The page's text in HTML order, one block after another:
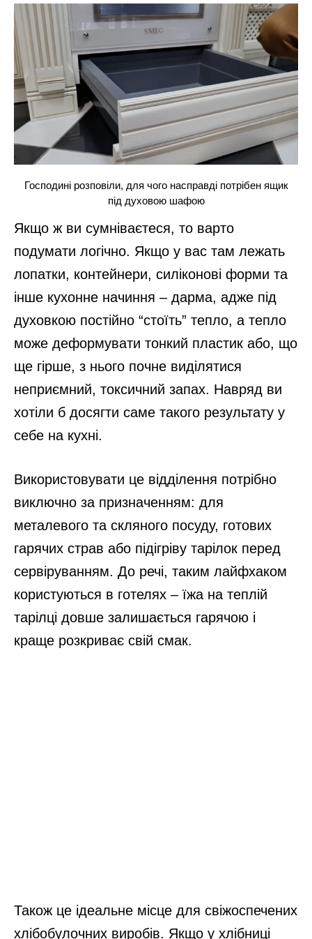
Господині розповіли, для чого насправді потрібен ящик
під духовою шафою
Якщо ж ви сумніваєтеся, то варто
подумати логічно. Якщо у вас там лежать
лопатки, контейнери, силіконові форми та
інше кухонне начиння – дарма, адже під
духовкою постійно “стоїть” тепло, а тепло
може деформувати тонкий пластик або, що
ще гірше, з нього почне виділятися
неприємний, токсичний запах. Навряд ви
хотіли б досягти саме такого результату у
себе на кухні.
Використовувати це відділення потрібно
виключно за призначенням: для
металевого та скляного посуду, готових
гарячих страв або підігріву тарілок перед
сервіруванням. До речі, таким лайфхаком
користуються в готелях – їжа на теплій
тарілці довше залишається гарячою і
краще розкриває свій смак.
Також це ідеальне місце для свіжоспечених
хлібобулочних виробів. Якщо у хлібниці